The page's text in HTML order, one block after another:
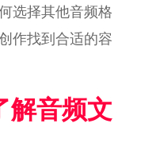
选择其他音频格
作找到合适的容
解音频文